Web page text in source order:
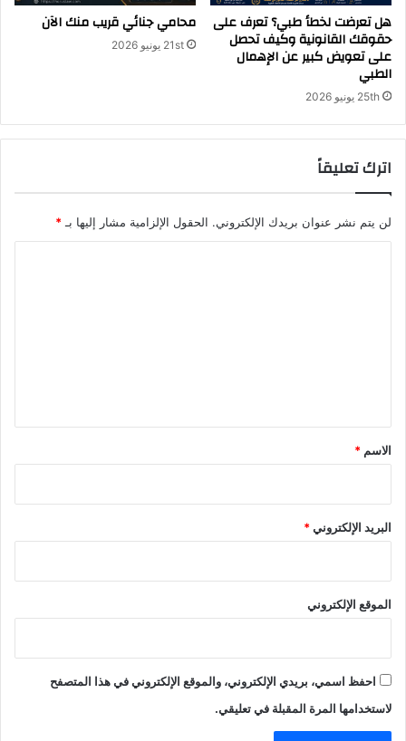
هل تعرضت لخطأ طبي؟ تعرف على
حقوقك القانونية وكيف تحصل
على تعويض كبير عن الإهمال
الطبي
25th يونيو 2026
محامي جنائي قريب منك الآن
21st يونيو 2026
اترك تعليقاً
لن يتم نشر عنوان بريدك الإلكتروني. الحقول الإلزامية مشار إليها بـ *
*
الاسم *
البريد الإلكتروني*
الموقع الإلكتروني
احفظ اسمي، بريدي الإلكتروني، والموقع الإلكتروني في هذا المتصفح
لاستخدامها المرة المقبلة في تعليقي.